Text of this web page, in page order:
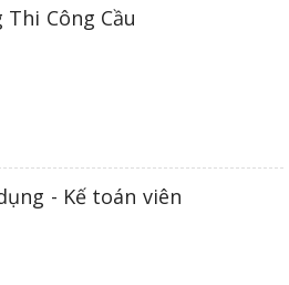
Công Cầu
- Kế toán viên